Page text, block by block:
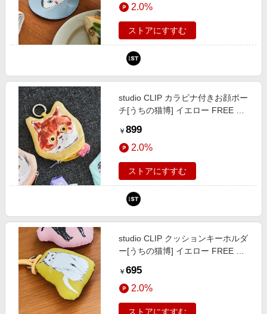
（旧ドットエスティ）
2.0%
ストアにすすむ
studio CLIP カラビナ付きお顔ポー
チ[うちの猫博] イエロー FREE ウ
586858 and ST アンドエスティ
（旧ドットエスティ）
￥ 899
2.0%
ストアにすすむ
studio CLIP クッションキーホルダ
ー[うちの猫博] イエロー FREE ウ
579260 and ST アンドエスティ
（旧ドットエスティ）
￥ 695
2.0%
ストアにすすむ